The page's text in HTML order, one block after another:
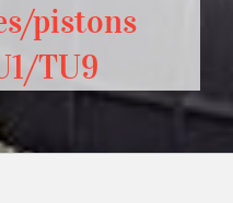
pistons
TU9